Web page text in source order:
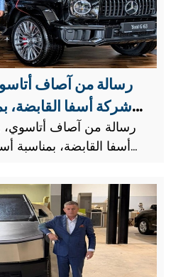
رسالة من آصاف
شركة أسفا القابضة،
الذي يصادف العاشر من أبريل. رسالة من آصاف
أسفا القابضة،